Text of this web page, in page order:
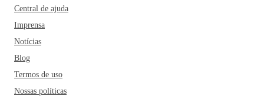
Central de ajuda
Imprensa
Notícias
Blog
Termos de uso
Nossas políticas